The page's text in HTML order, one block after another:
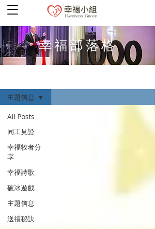
幸福部落格
All Posts
同工見證
幸福牧者分
享
幸福詩歌
破冰遊戲
主題信息
送禮秘訣
主題信息